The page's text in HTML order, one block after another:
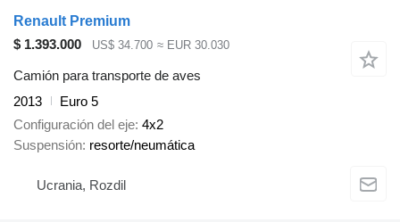
Renault Premium
$ 1.393.000
US$ 34.700 ≈ EUR 30.030
Camión para transporte de aves
2013
Euro 5
Configuración del eje 4x2
Suspensión resorte/neumática
Ucrania, Rozdil